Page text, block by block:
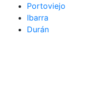
Portoviejo
Ibarra
Durán